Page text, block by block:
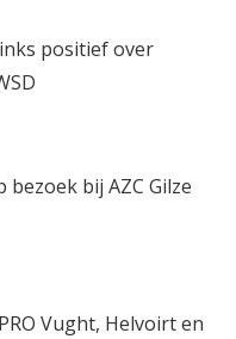
positief over
bezoek bij AZC Gilze
Vught, Helvoirt en